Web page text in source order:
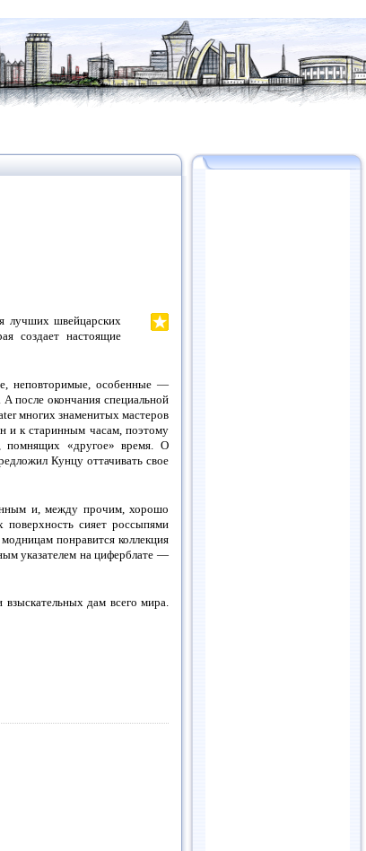
лучших швейцарских
создает настоящие
неповторимые, особенные —
после окончания специальной
многих знаменитых мастеров
и к старинным часам, поэтому
помнящих «другое» время. О
Кунцу оттачивать свое
и, между прочим, хорошо
сияет россыпями
понравится коллекция
указателем на циферблате —
дам всего мира.